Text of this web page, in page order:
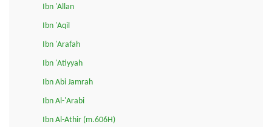
Ibn 'Allan
Ibn 'Aqil
Ibn 'Arafah
Ibn 'Atiyyah
Ibn Abi Jamrah
Ibn Al-'Arabi
Ibn Al-Athir (m.606H)